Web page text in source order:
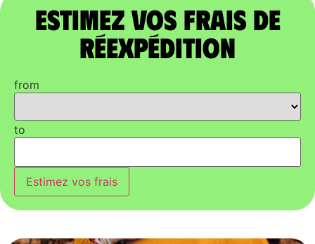
Estimez vos frais de
réexpédition
from
to
Estimez vos frais